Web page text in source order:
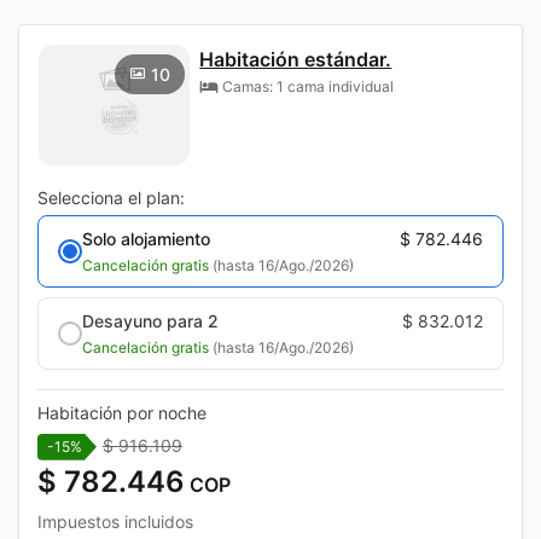
10
Habitación estándar.
Camas: 1 cama individual
Selecciona el plan:
Solo alojamiento
$ 782.446
Cancelación gratis (hasta 16/Ago./2026)
Desayuno para 2 $ 832.012
Cancelación gratis (hasta 16/Ago./2026)
Habitación por noche
-15% $ 916.109
$ 782.446 COP
Impuestos incluidos